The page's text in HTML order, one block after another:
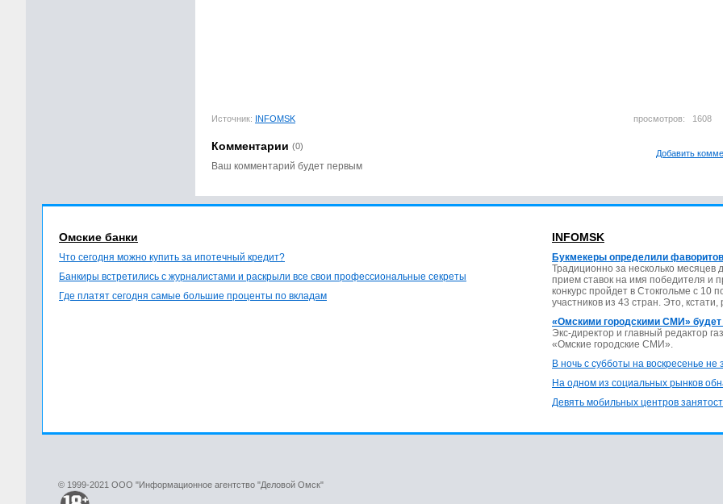
просмотров: 1608
Источник: INFOMSK
Добавить
Комментарии (0)
Ваш комментарий будет первым
Омские банки
Что сегодня можно купить за ипотечный кредит?
Банкиры встретились с журналистами и раскрыли все свои профессиональные секреты
Где платят сегодня самые большие проценты по вкладам
INFOMSK
Букмекеры определили
Традиционно за несколько месяцев
прием ставок на имя победителя и
конкурс пройдет в Стокгольме с 10
участников из 43 стран. Это,
«Омскими городскими СМИ»
Экс-директор и главный редактор
«Омские городские СМИ».
В ночь с субботы на воскресенье не
На одном из социальных рынков
Девять мобильных центров
© 1999-2021 ООО "Информационное агентство "Деловой Омск"